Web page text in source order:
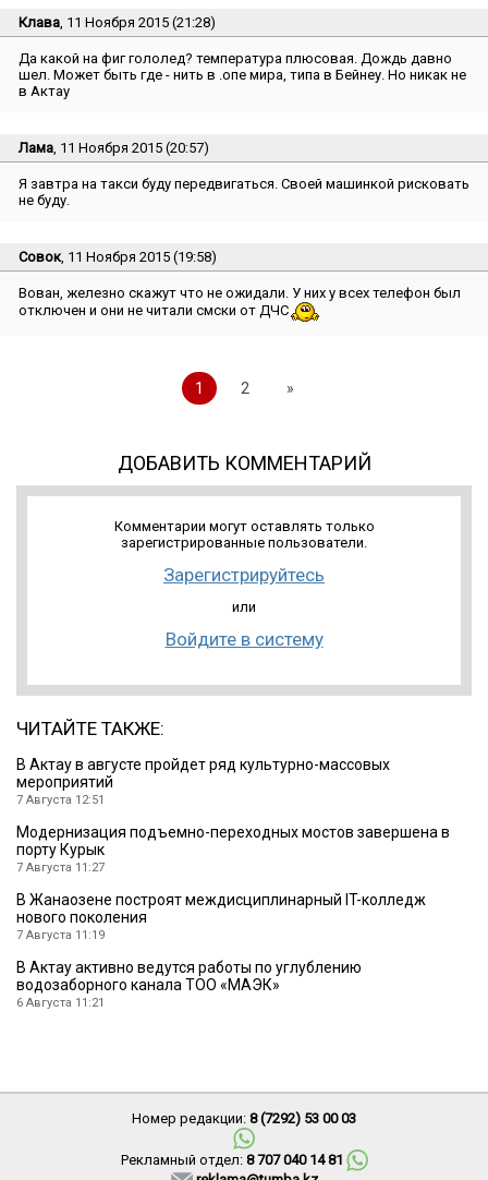
Клава, 11 Ноября 2015 (21:28)
Да какой на фиг гололед? температура плюсовая. Дождь давно
шел. Может быть где - нить в .опе мира, типа в Бейнеу. Но никак не
в Актау
Лама, 11 Ноября 2015 (20:57)
Я завтра на такси буду передвигаться. Своей машинкой рисковать
не буду.
Совок, 11 Ноября 2015 (19:58)
Вован, железно скажут что не ожидали. У них у всех телефон был
отключен и они не читали смски от ДЧС
1 2 »
ДОБАВИТЬ КОММЕНТАРИЙ
Комментарии могут оставлять только
зарегистрированные пользователи.
Зарегистрируйтесь
или
Войдите в систему
ЧИТАЙТЕ ТАКЖЕ:
В Актау в августе пройдет ряд культурно-массовых
мероприятий
7 Августа 12:51
Модернизация подъемно-переходных мостов завершена в
порту Курык
7 Августа 11:27
В Жанаозене построят междисциплинарный IT-колледж
нового поколения
7 Августа 11:19
В Актау активно ведутся работы по углублению
водозаборного канала ТОО «МАЭК»
6 Августа 11:21
Номер редакции: 8 (7292) 53 00 03
Рекламный отдел: 8 707 040 14 81